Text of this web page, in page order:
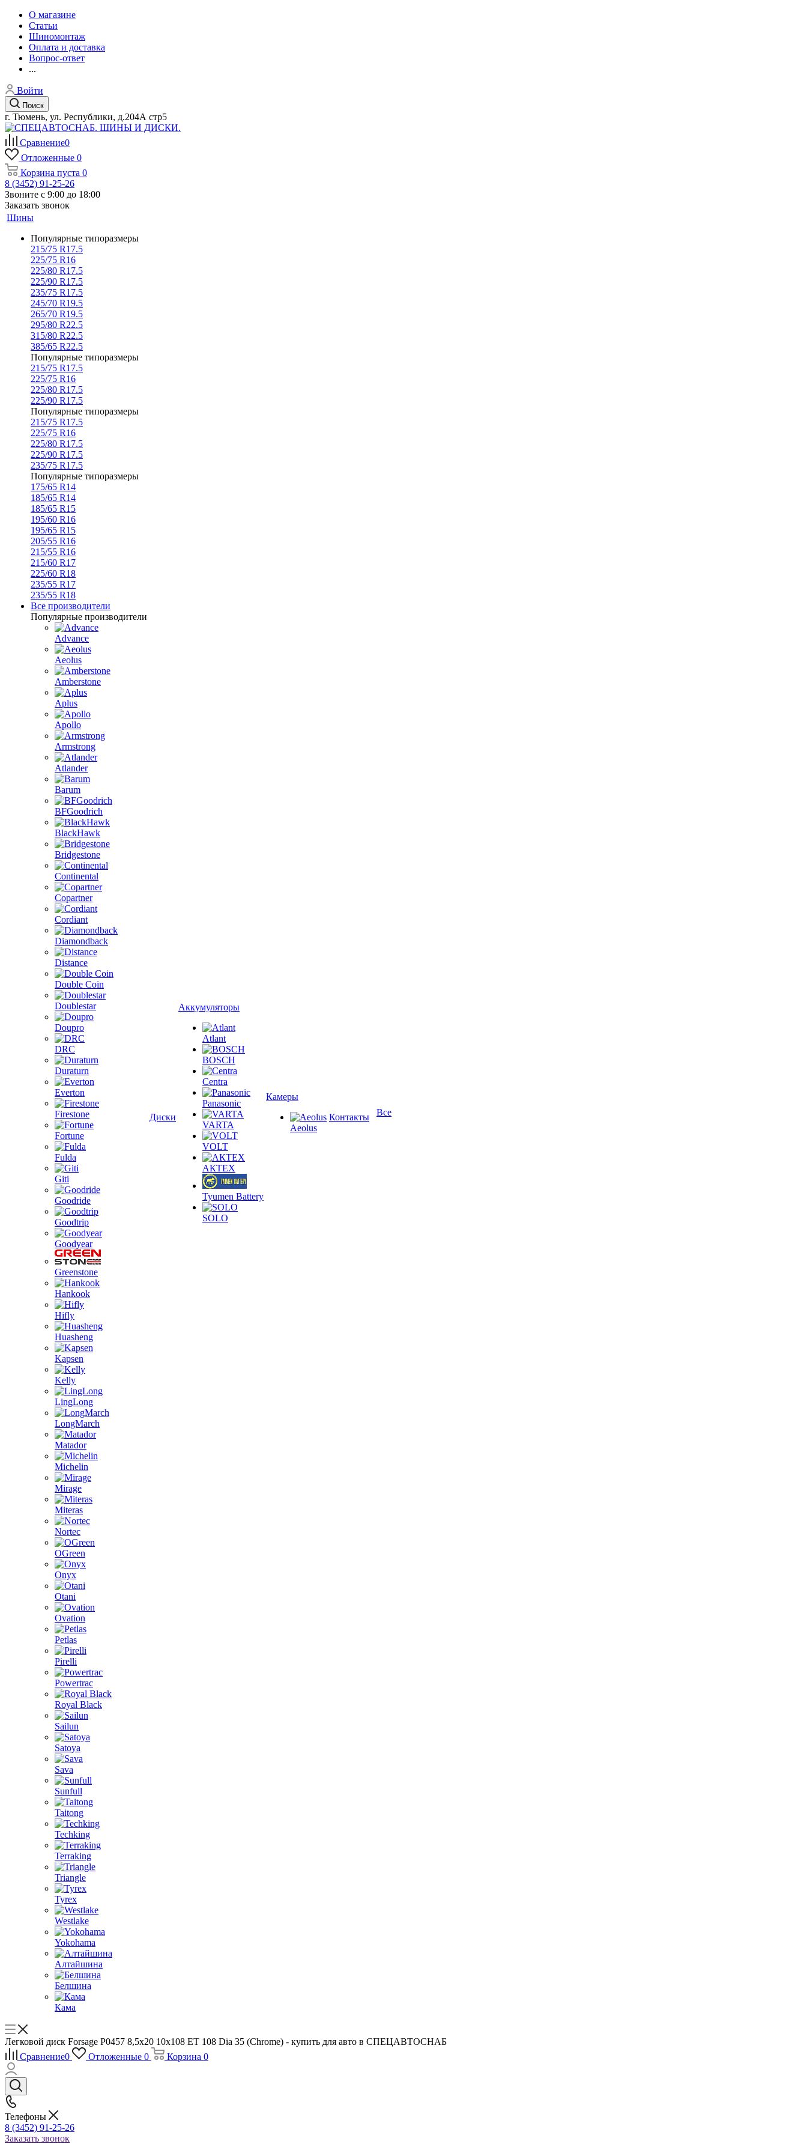
О магазине
Статьи
Шиномонтаж
Оплата и доставка
Вопрос-ответ
...
Войти
Поиск
г. Тюмень, ул. Республики, д.204А стр5
Сравнение0
Отложенные 0
Корзина пуста 0
8 (3452) 91-25-26
Звоните с 9:00 до 18:00
Заказать звонок
Шины
Популярные типоразмеры
215/75 R17.5
225/75 R16
225/80 R17.5
225/90 R17.5
235/75 R17.5
245/70 R19.5
265/70 R19.5
295/80 R22.5
315/80 R22.5
385/65 R22.5
Популярные типоразмеры
215/75 R17.5
225/75 R16
225/80 R17.5
225/90 R17.5
Популярные типоразмеры
215/75 R17.5
225/75 R16
225/80 R17.5
225/90 R17.5
235/75 R17.5
Популярные типоразмеры
175/65 R14
185/65 R14
185/65 R15
195/60 R16
195/65 R15
205/55 R16
215/55 R16
215/60 R17
225/60 R18
235/55 R17
235/55 R18
Все производители
Популярные производители
Advance
Aeolus
Amberstone
Aplus
Apollo
Armstrong
Atlander
Barum
BFGoodrich
BlackHawk
Bridgestone
Continental
Copartner
Cordiant
Diamondback
Distance
Double Coin
Doublestar
Doupro
DRC
Duraturn
Everton
Firestone
Fortune
Fulda
Giti
Goodride
Goodtrip
Goodyear
Greenstone
Hankook
Hifly
Huasheng
Kapsen
Kelly
LingLong
LongMarch
Matador
Michelin
Mirage
Miteras
Nortec
OGreen
Onyx
Otani
Ovation
Petlas
Pirelli
Powertrac
Royal Black
Sailun
Satoya
Sava
Sunfull
Taitong
Techking
Terraking
Triangle
Tyrex
Westlake
Yokohama
Алтайшина
Белшина
Кама
Диски
Аккумуляторы
Atlant
BOSCH
Centra
Panasonic
VARTA
VOLT
АКТЕХ
Tyumen Battery
SOLO
Камеры
Aeolus
Контакты Все
Легковой диск Forsage P0457 8,5x20 10x108 ET 108 Dia 35 (Chrome) - купить для авто в СПЕЦАВТОСНАБ
Сравнение0 Отложенные 0 Корзина 0
Телефоны
8 (3452) 91-25-26
Заказать звонок